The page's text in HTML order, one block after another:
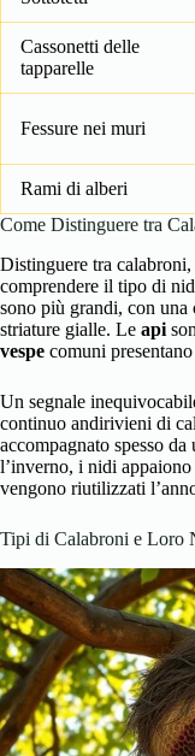
Cassonetti delle
tapparelle
Fessure nei muri
Rami di alberi
Come Distinguere tra
Distinguere tra
comprendere il tipo di
sono più grandi, con una
striature gialle. Le api
vespe comuni
Un segnale
continuo andirivieni di
accompagnato spesso
l’inverno, i nidi
vengono riutilizzati
Tipi di Calabroni e Loro